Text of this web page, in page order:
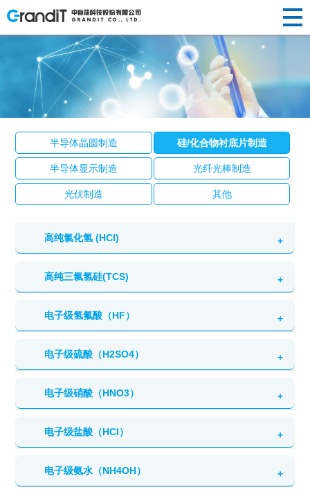
ABOUT US
关于
我们
企业文化
荣誉资质
产品
中心
硅/化合物
衬底片制
造
半导体显
光纤光棒
光伏制造
R&D
研发
创新
替代性研
定制化研
发
前瞻性研
NEWS
新闻
中心
新闻动态
HUMAN
RESOURCES
人力
资源
人才理念
INVESTOR
RELATIONS
投资
者关
系
半导体晶圆制造 硅/化合物衬底片制造
半导体显示制造 光纤光棒制造
光伏制造 其他
高纯氯化氢 (HCl)
英文名称：Hydrogen Chloride
包装规格：47L钢瓶、440L（Y钢瓶）、880L（SY钢瓶）、管
车
主要应用：
硅/化合物衬底片制造的硅基外延工艺
产品详情
高纯三氯氢硅(TCS)
英文名称：Trichlorosilane
包装规格：900L钢瓶、管束车
主要应用：硅/化合物衬底片制造的硅基原材料
电子级氢氟酸（HF）
英文名称：Electronic Grade Hydrofluoric Acid
包装规格：500ml瓶、4L瓶、200L桶、ISO罐式集装箱
主要应用：硅/化合物衬底片制造的清洗工艺
电子级硫酸（H2SO4）
英文名称：Electronic Grade Sulfuric Acid
包装规格：500ml瓶、4L瓶、200L桶、ISO罐式集装箱
主要应用：半导体晶圆制造的清洗工艺
电子级硝酸（HNO3）
英文名称：Electronic Grade Nitric Acid
包装规格：500ml瓶、4L瓶、200L桶、ISO罐式集装箱
主要应用：硅/化合物衬底片制造的清洗工艺
电子级盐酸（HCl）
英文名称：Electronic Grade Hydrochloric Acid
电子级氨水（NH4OH）